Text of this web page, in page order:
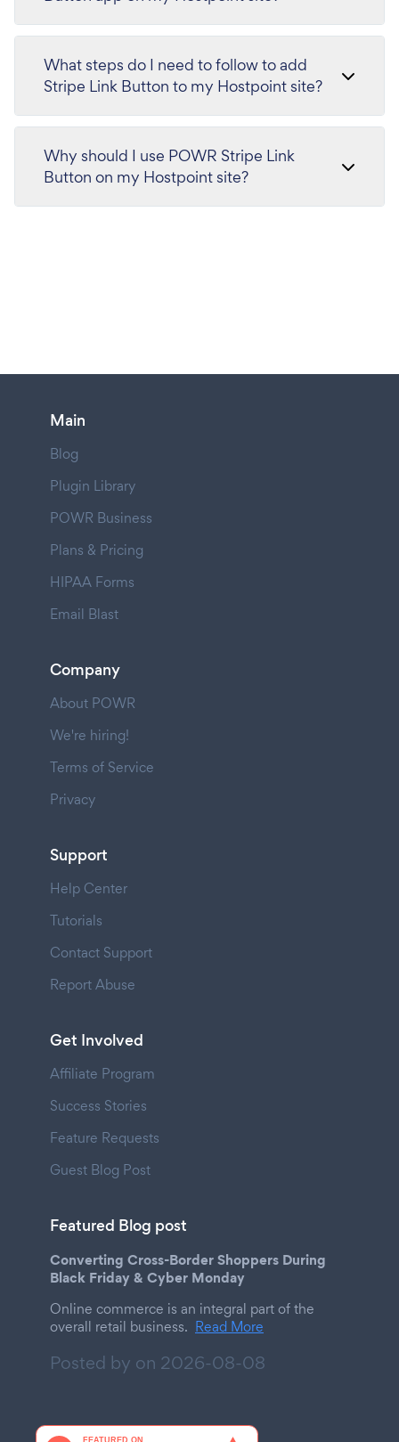
What steps do I need to follow to add
Stripe Link Button to my Hostpoint site?
Why should I use POWR Stripe Link
Button on my Hostpoint site?
Main
Blog
Plugin Library
POWR Business
Plans & Pricing
HIPAA Forms
Email Blast
Company
About POWR
We're hiring!
Terms of Service
Privacy
Support
Help Center
Tutorials
Contact Support
Report Abuse
Get Involved
Affiliate Program
Success Stories
Feature Requests
Guest Blog Post
Featured Blog post
Converting Cross-Border Shoppers During
Black Friday & Cyber Monday
Online commerce is an integral part of the
overall retail business. Read More
Posted by on 2026-08-08